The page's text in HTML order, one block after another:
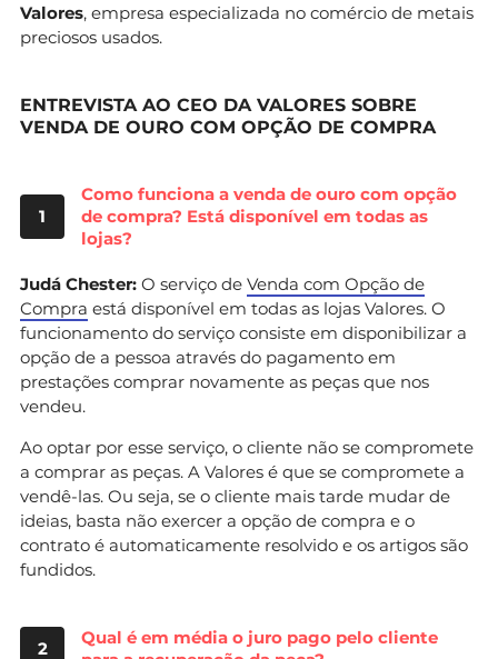
Valores, empresa especializada no comércio de metais
preciosos usados.
ENTREVISTA AO CEO DA VALORES SOBRE
VENDA DE OURO COM OPÇÃO DE COMPRA
1
Como funciona a venda de ouro com opção
de compra? Está disponível em todas as
lojas?
Judá Chester: O serviço de Venda com Opção de
Compra está disponível em todas as lojas Valores. O
funcionamento do serviço consiste em disponibilizar a
opção de a pessoa através do pagamento em
prestações comprar novamente as peças que nos
vendeu.
Ao optar por esse serviço, o cliente não se compromete
a comprar as peças. A Valores é que se compromete a
vendê-las. Ou seja, se o cliente mais tarde mudar de
ideias, basta não exercer a opção de compra e o
contrato é automaticamente resolvido e os artigos são
fundidos.
2
Qual é em média o juro pago pelo cliente